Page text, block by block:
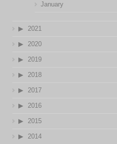
January
2021
2020
2019
2018
2017
2016
2015
2014